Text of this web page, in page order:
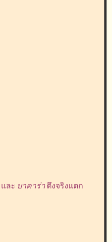
และ บาคาร่า ตึงจริงแตก